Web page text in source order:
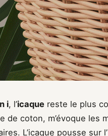
i, l’icaque reste le plus
de coton, m’évoque les
L’icaque pousse sur